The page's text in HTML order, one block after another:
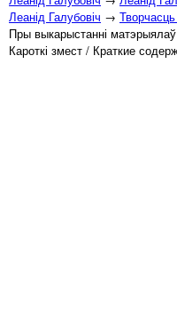
Леанід Галубовіч →
Пры выкарыстанні
Кароткі змест / Краткие